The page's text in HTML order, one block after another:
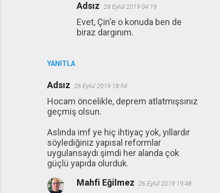
YANITLA
Adsız 28 Eylül 2019 04:19
Evet, Çin'e o konuda ben de
biraz dargınım.
Adsız 26 Eylül 2019 18:54
Hocam öncelikle, deprem atlatmışsınız
geçmiş olsun.
Aslında imf ye hiç ihtiyaç yok, yıllardır
söylediğiniz yapısal reformlar
uygulansaydı şimdi her alanda çok
güçlü yapıda olurduk.
Mahfi Eğilmez 26 Eylül 2019 19:48